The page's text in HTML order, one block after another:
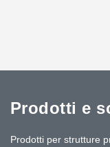
Prodotti e
Prodotti per strutture